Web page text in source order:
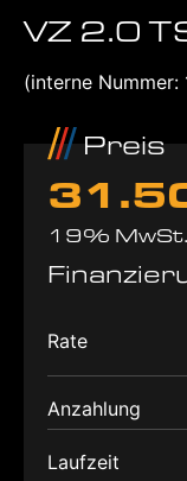
VZ 2.0
(interne Nummer:
Preis
19% MwSt.
Rate
Anzahlung
Laufzeit